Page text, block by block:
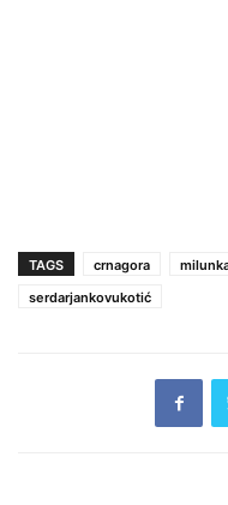
TAGS crnagora
serdarjankovukotić